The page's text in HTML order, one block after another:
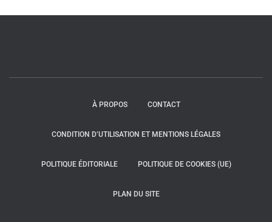
À PROPOS CONTACT
CONDITION D’UTILISATION ET MENTIONS LÉGALES
POLITIQUE ÉDITORIALE POLITIQUE DE COOKIES (UE)
PLAN DU SITE